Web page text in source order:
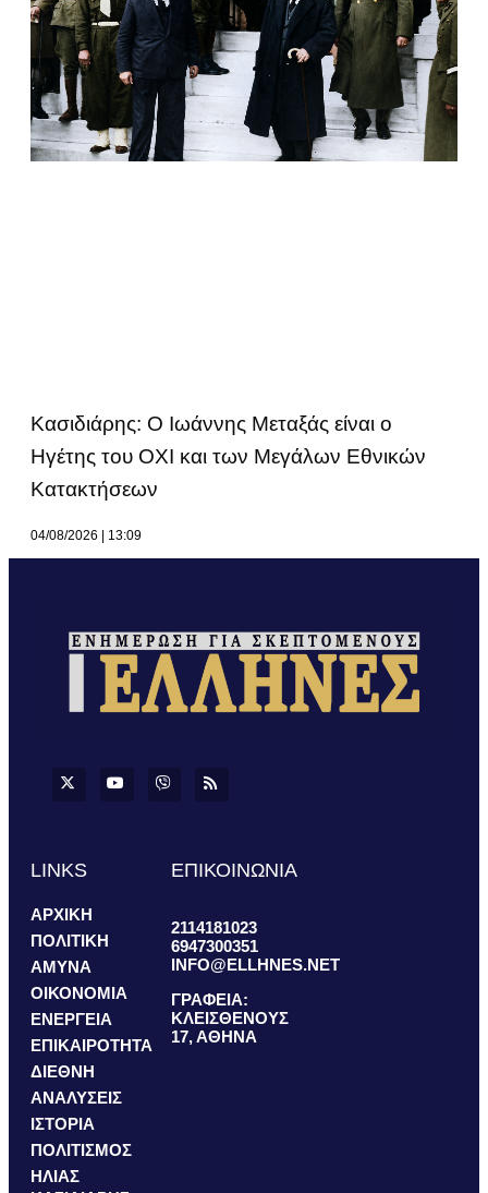
Κασιδιάρης: Ο Ιωάννης Μεταξάς είναι ο
Ηγέτης του ΟΧΙ και των Μεγάλων Εθνικών
Κατακτήσεων
04/08/2026 13:09
LINKS
ΑΡΧΙΚΗ
ΠΟΛΙΤΙΚΗ
ΑΜΥΝΑ
ΟΙΚΟΝΟΜΙΑ
ΕΝΕΡΓΕΙΑ
ΕΠΙΚΑΙΡΟΤΗΤΑ
ΔΙΕΘΝΗ
ΑΝΑΛΥΣΕΙΣ
ΙΣΤΟΡΙΑ
ΠΟΛΙΤΙΣΜΟΣ
ΗΛΙΑΣ
ΕΠΙΚΟΙΝΩΝΙΑ
2114181023
6947300351
INFO@ELLHNES.NET
ΓΡΑΦΕΙΑ:
ΚΛΕΙΣΘΕΝΟΥΣ
17, ΑΘΗΝΑ